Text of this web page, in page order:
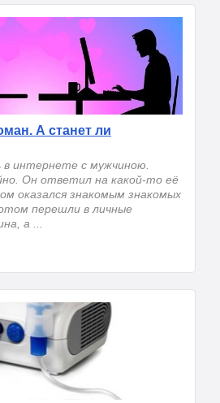
А станет ли
в интернете с мужчиною.
Он ответил на какой-то её
оказался знакомым знакомых
перешли в личные
а ...